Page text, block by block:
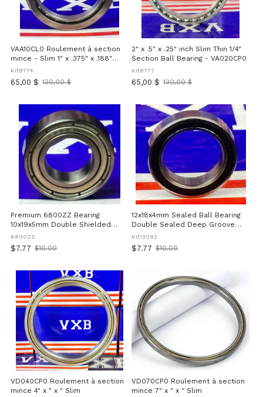
VAA10CL0 Roulement à section
mince - Slim 1" x .375" x .188"
inch
Kit8774
65,00 $
Ancien
130,00 $
2" x .5" x .25" inch Slim Thin 1/4"
Section Ball Bearing - VA020CP0
Kit8777
65,00 $
Ancien
130,00 $
Premium 6800ZZ Bearing
10x19x5mm Double Shielded
Ball Bearing
6800ZZ
$7.77
Old
$10.00
12x18x4mm Sealed Ball Bearing
Double Sealed Deep Groove
Chrome Steel 52100 Precision
Bearing With Two Rubber Seals
Pre Lubricated For Smooth
Applications
Kit13092
$7.77
Old
$10.00
VD040CP0 Roulement à section
mince 4" x " x " Slim
VD070CP0 Roulement à section
mince 7" x " x " Slim